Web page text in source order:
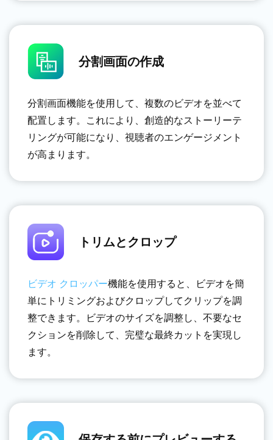
分割画面の作成
分割画面機能を使用して、複数のビデオを並べて
配置します。これにより、創造的なストーリーテ
リングが可能になり、視聴者のエンゲージメント
が高まります。
トリムとクロップ
ビデオ クロッパー機能を使用すると、ビデオを簡
単にトリミングおよびクロップしてクリップを調
整できます。ビデオのサイズを調整し、不要なセ
クションを削除して、完璧な最終カットを実現し
ます。